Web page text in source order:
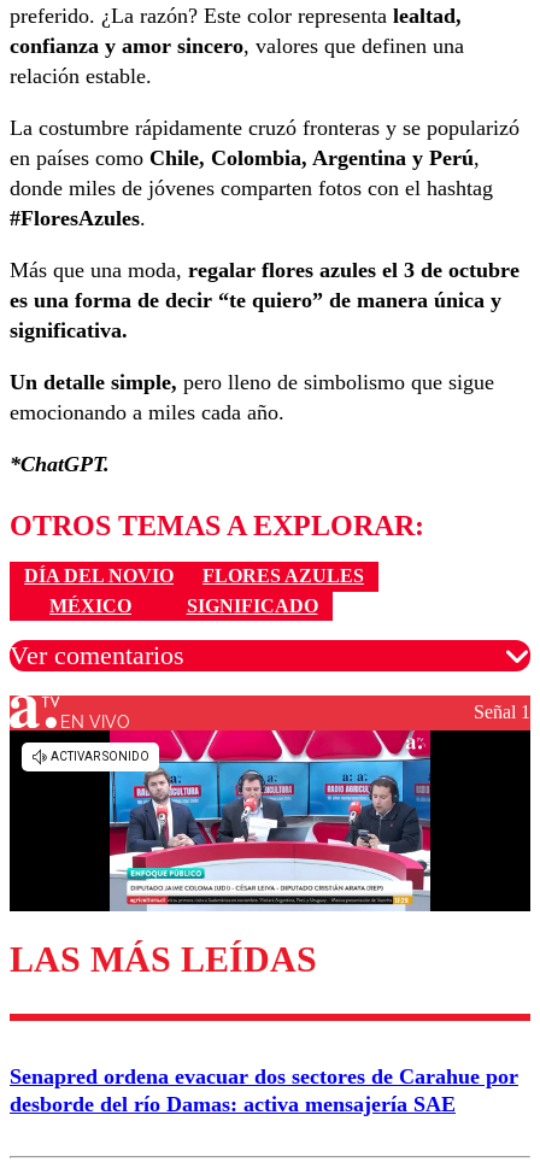
preferido. ¿La razón? Este color representa lealtad,
confianza y amor sincero, valores que definen una
relación estable.
La costumbre rápidamente cruzó fronteras y se popularizó
en países como Chile, Colombia, Argentina y Perú,
donde miles de jóvenes comparten fotos con el hashtag
#FloresAzules.
Más que una moda, regalar flores azules el 3 de octubre
es una forma de decir “te quiero” de manera única y
significativa.
Un detalle simple, pero lleno de simbolismo que sigue
emocionando a miles cada año.
*ChatGPT.
OTROS TEMAS A EXPLORAR:
DÍA DEL NOVIO
FLORES AZULES
MÉXICO
SIGNIFICADO
Ver comentarios
Los comentarios son moderados para garantizar un
diálogo respetuoso.
Enviar comentario
EN VIVO Señal 1
LAS MÁS LEÍDAS
Senapred ordena evacuar dos sectores de Carahue por
desborde del río Damas: activa mensajería SAE